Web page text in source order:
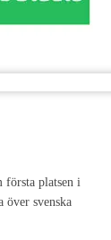
första platsen i
över svenska